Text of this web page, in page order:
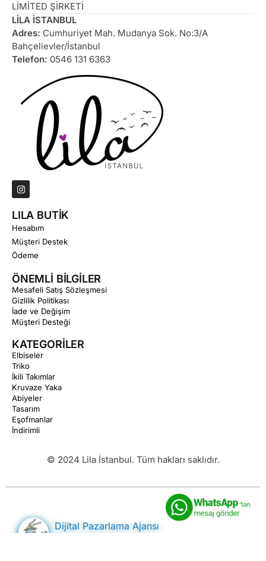
LİMİTED ŞİRKETİ
LİLA İSTANBUL
Adres: Cumhuriyet Mah. Mudanya Sok. No:3/A
Bahçelievler/İstanbul
Telefon: 0546 131 6363
LILA BUTİK
Hesabım
Müşteri Destek
Ödeme
ÖNEMLİ BİLGİLER
Mesafeli Satış Sözleşmesi
Gizlilik Politikası
İade ve Değişim
Müşteri Desteği
KATEGORİLER
Elbiseler
Triko
İkili Takımlar
Kruvaze Yaka
Abiyeler
Tasarım
Eşofmanlar
İndirimli
© 2024 Lila İstanbul. Tüm hakları saklıdır.
Dijital Pazarlama Ajansı